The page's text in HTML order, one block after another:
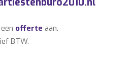
offerte aan.
BTW.